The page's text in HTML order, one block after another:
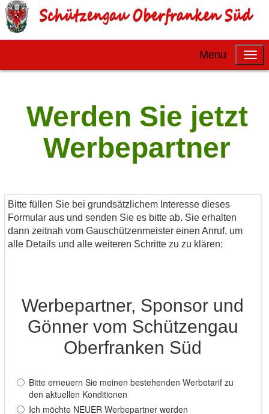
Menu
Werden Sie jetzt
Werbepartner
Bitte füllen Sie bei grundsätzlichem Interesse dieses
Formular aus und senden Sie es bitte ab. Sie erhalten
dann zeitnah vom Gauschützenmeister einen Anruf, um
alle Details und alle weiteren Schritte zu zu klären: